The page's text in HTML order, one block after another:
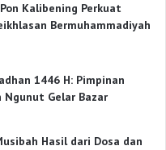
Kalibening Perkuat
Bermuhammadiyah
1446 H: Pimpinan
Ngunut Gelar Bazar
Hasil dari Dosa dan